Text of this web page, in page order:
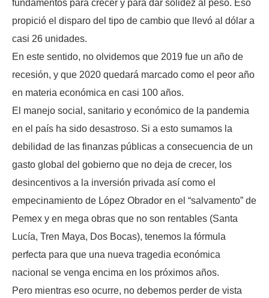
fundamentos para crecer y para dar solidez al peso. Eso
propició el disparo del tipo de cambio que llevó al dólar a
casi 26 unidades.
En este sentido, no olvidemos que 2019 fue un año de
recesión, y que 2020 quedará marcado como el peor año
en materia económica en casi 100 años.
El manejo social, sanitario y económico de la pandemia
en el país ha sido desastroso. Si a esto sumamos la
debilidad de las finanzas públicas a consecuencia de un
gasto global del gobierno que no deja de crecer, los
desincentivos a la inversión privada así como el
empecinamiento de López Obrador en el “salvamento” de
Pemex y en mega obras que no son rentables (Santa
Lucía, Tren Maya, Dos Bocas), tenemos la fórmula
perfecta para que una nueva tragedia económica
nacional se venga encima en los próximos años.
Pero mientras eso ocurre, no debemos perder de vista